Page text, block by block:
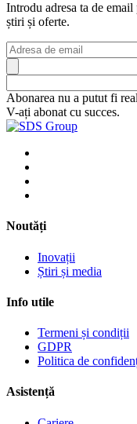
Introdu adresa ta de
știri și oferte.
Abonarea nu a putut fi
V-ați abonat cu succes.
Noutăți
Inovații
Știri și media
Info utile
Termeni și condiții
GDPR
Politica de
Asistență